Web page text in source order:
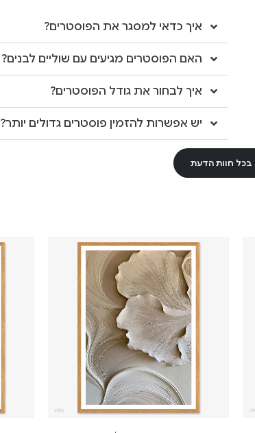
איך כדאי למסגר את הפוסטרים?
האם הפוסטרים מגיעים עם שוליים לבנים?
איך לבחור את גודל הפוסטרים?
יש אפשרות להזמין פוסטרים גדולים יותר?
בכל חוות הדעת